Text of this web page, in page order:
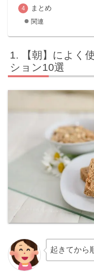
まとめ
関連
【朝】によく
ション10選
起きてから